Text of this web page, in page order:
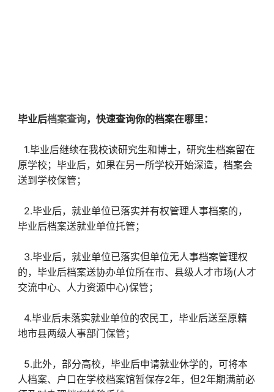
毕业后档案查询，快速查询你的档案在哪里：
1.毕业后继续在我校读研究生和博士，研究生档案留在
原学校；毕业后，如果在另一所学校开始深造，档案会
送到学校保管；
2.毕业后，就业单位已落实并有权管理人事档案的，
毕业后档案送就业单位托管；
3.毕业后，就业单位已落实但单位无人事档案管理权
的，毕业后档案送协办单位所在市、县级人才市场(人才
交流中心、人力资源中心)保管；
4.毕业后未落实就业单位的农民工，毕业后送至原籍
地市县两级人事部门保管；
5.此外，部分高校，毕业后申请就业休学的，可将本
人档案、户口在学校档案馆暂保存2年，但2年期满前必